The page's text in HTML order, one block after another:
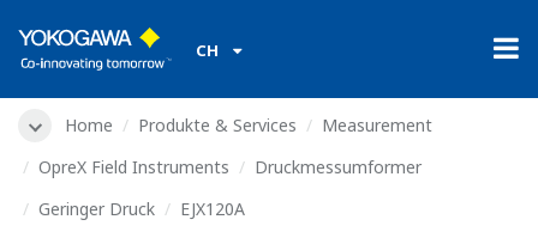
CH
Home Produkte & Services
Measurement
OpreX Field Instruments
Druckmessumformer
Geringer Druck
EJX120A